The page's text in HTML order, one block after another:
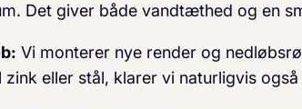
Det giver både vandtæthed og en
Vi monterer nye render og
eller stål, klarer vi naturligvis også